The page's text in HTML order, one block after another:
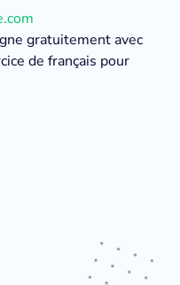
gratuitement avec
de français pour